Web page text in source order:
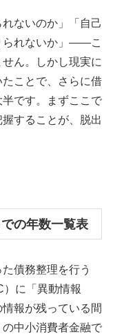
ないのか」「自己
られないか」——こ
ん。しかし現実に
ことで、さらに借
です。まずここで
することが、脱出
の年数一覧表
債務整理を行う
に「異動情報
報が残っている間
中小消費者金融で